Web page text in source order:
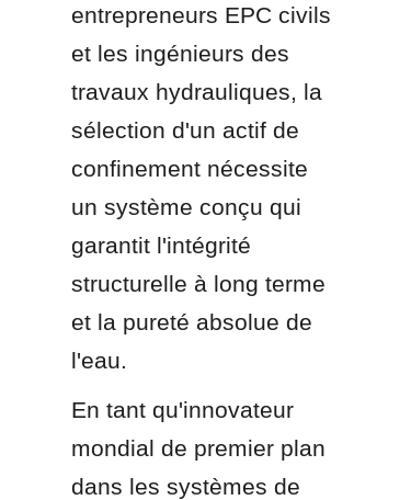
entrepreneurs EPC civils
et les ingénieurs des
travaux hydrauliques, la
sélection d'un actif de
confinement nécessite
un système conçu qui
garantit l'intégrité
structurelle à long terme
et la pureté absolue de
l'eau.
En tant qu'innovateur
mondial de premier plan
dans les systèmes de